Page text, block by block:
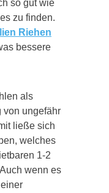
so gut wie
zu finden.
Riehen
bessere
als
von ungefähr
ließe sich
welches
1-2
wenn es